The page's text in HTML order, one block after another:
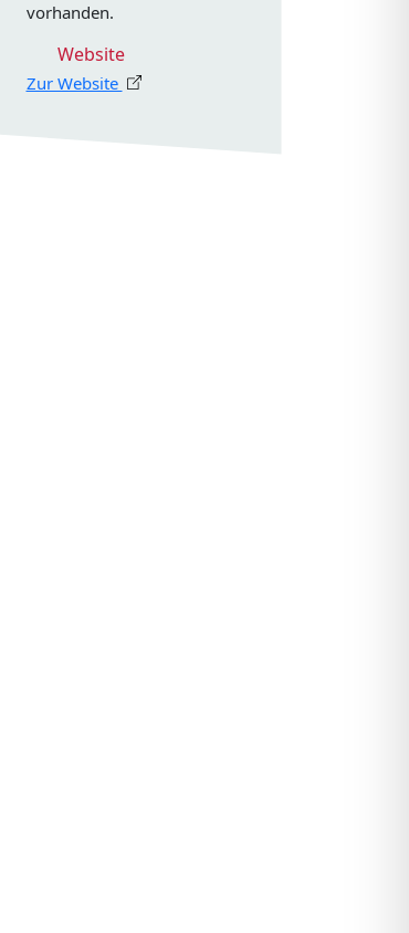
vorhanden.
Website
Zur Website